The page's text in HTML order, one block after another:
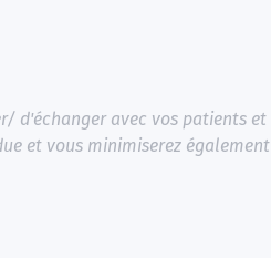
d'échanger avec vos patients et
et vous minimiserez également